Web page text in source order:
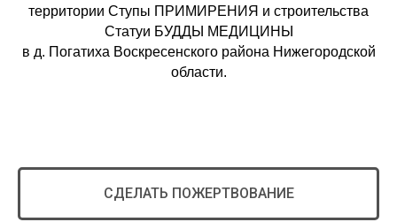
территории Ступы ПРИМИРЕНИЯ и строительства
Статуи БУДДЫ МЕДИЦИНЫ
в д. Погатиха Воскресенского района Нижегородской
области.
СДЕЛАТЬ ПОЖЕРТВОВАНИЕ